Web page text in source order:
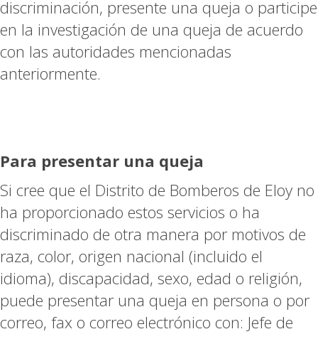
discriminación, presente una queja o participe
en la investigación de una queja de acuerdo
con las autoridades mencionadas
anteriormente.
Para presentar una queja
Si cree que el Distrito de Bomberos de Eloy no
ha proporcionado estos servicios o ha
discriminado de otra manera por motivos de
raza, color, origen nacional (incluido el
idioma), discapacidad, sexo, edad o religión,
puede presentar una queja en persona o por
correo, fax o correo electrónico con: Jefe de